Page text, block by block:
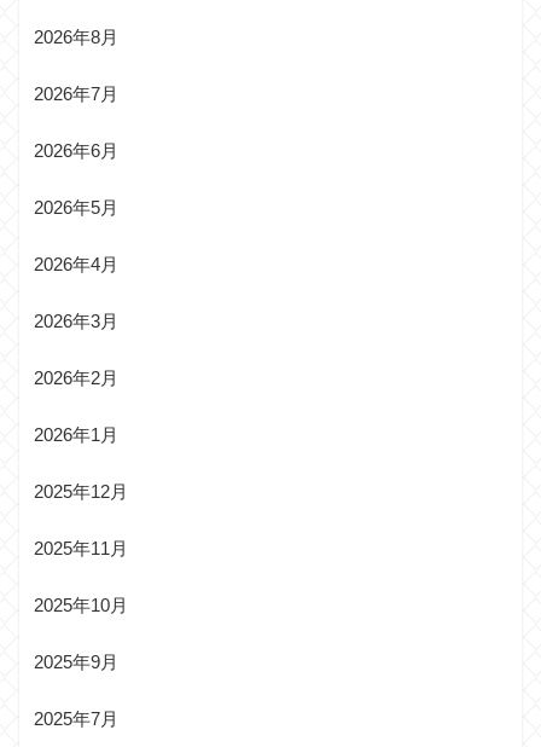
2026年8月
2026年7月
2026年6月
2026年5月
2026年4月
2026年3月
2026年2月
2026年1月
2025年12月
2025年11月
2025年10月
2025年9月
2025年7月